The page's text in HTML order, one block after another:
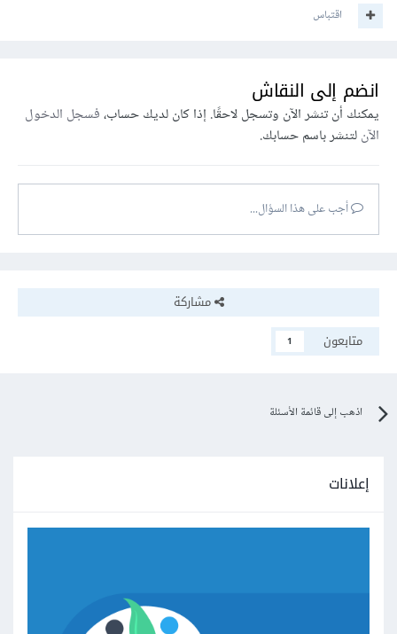
اقتباس
انضم إلى النقاش
يمكنك أن تنشر الآن وتسجل لاحقًا. إذا كان لديك حساب،فسجل الدخول
الآنلتنشر باسم حسابك.
أجب على هذا السؤال...
مشاركة
متابعون
1
اذهب إلى قائمة الأسئلة
إعلانات